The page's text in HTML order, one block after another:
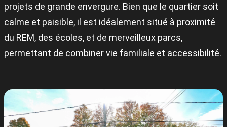
projets de grande envergure. Bien que le quartier soit
calme et paisible, il est idéalement situé à proximité
du REM, des écoles, et de merveilleux parcs,
permettant de combiner vie familiale et accessibilité.